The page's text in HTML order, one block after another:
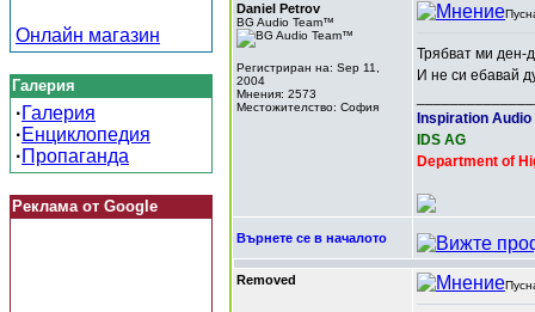
Онлайн магазин
Галерия
·Галерия
·Енциклопедия
·Пропаганда
Реклама от Google
Daniel Petrov
BG Audio Team™
Регистриран на: Sep 11,
2004
Мнения: 2573
Местожителство: София
Трябват ми ден-
И не си ебавай
Inspiration Audio
IDS AG
Department of
Върнете се в началото
Removed